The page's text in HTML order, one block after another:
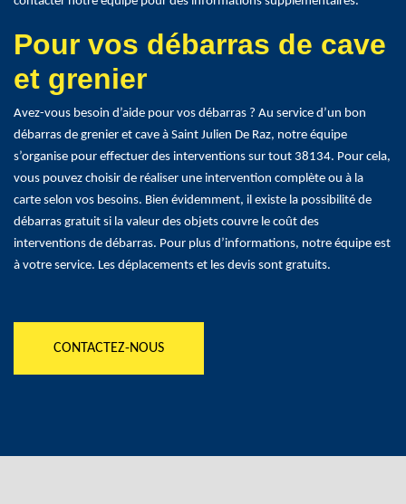
Pour vos débarras de cave
et grenier
Avez-vous besoin d’aide pour vos débarras ? Au service d’un bon
débarras de grenier et cave à Saint Julien De Raz, notre équipe
s’organise pour effectuer des interventions sur tout 38134. Pour cela,
vous pouvez choisir de réaliser une intervention complète ou à la
carte selon vos besoins. Bien évidemment, il existe la possibilité de
débarras gratuit si la valeur des objets couvre le coût des
interventions de débarras. Pour plus d’informations, notre équipe est
à votre service. Les déplacements et les devis sont gratuits.
CONTACTEZ-NOUS